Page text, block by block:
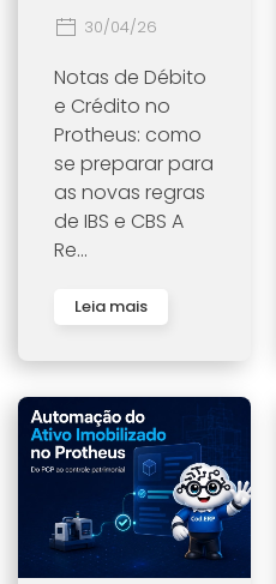
30/04/26
Notas de Débito
e Crédito no
Protheus: como
se preparar para
as novas regras
de IBS e CBS A
Re...
Leia mais